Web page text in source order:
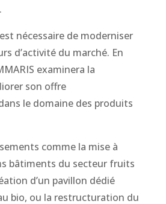
nécessaire de moderniser
d’activité du marché. En
examinera la
son offre
le domaine des produits
comme la mise à
bâtiments du secteur fruits
d’un pavillon dédié
bio, ou la restructuration du